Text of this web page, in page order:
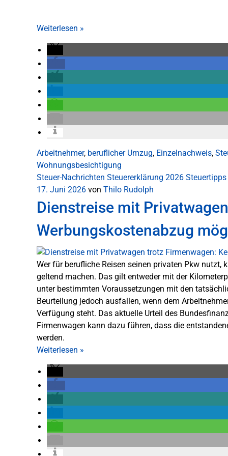
Weiterlesen »
Arbeitnehmer, beruflicher Umzug, Einzelnachweis,
Wohnungsbesichtigung
Steuer-Nachrichten Steuererklärung 2026 Steuertipps
17. Juni 2026 von Thilo Rudolph
Dienstreise mit
Werbungskostenabzug
Wer für berufliche Reisen seinen privaten Pkw
geltend machen. Das gilt entweder mit der
unter bestimmten Voraussetzungen mit den
Beurteilung jedoch ausfallen, wenn dem
Verfügung steht. Das aktuelle Urteil des
Firmenwagen kann dazu führen, dass die
werden.
Weiterlesen »